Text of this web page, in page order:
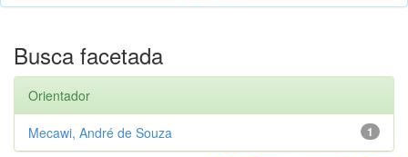
Busca facetada
Orientador
1
Mecawi, André de Souza